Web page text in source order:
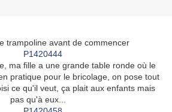
trampoline avant de commencer
ma fille a une grande table ronde où le
pratique pour le bricolage, on pose tout
ce qu'il veut, ça plait aux enfants mais
pas qu'à eux...